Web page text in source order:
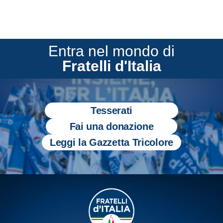
Entra nel mondo di
Fratelli d'Italia
Tesserati
Fai una donazione
Leggi la Gazzetta Tricolore